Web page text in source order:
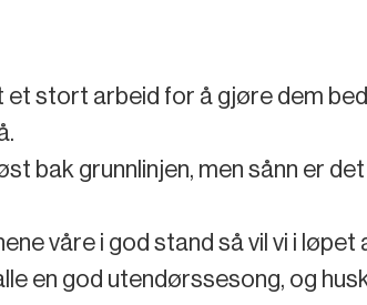
stort arbeid for å gjøre dem
bak grunnlinjen, men sånn er
våre i god stand så vil vi i
en god utendørssesong, og